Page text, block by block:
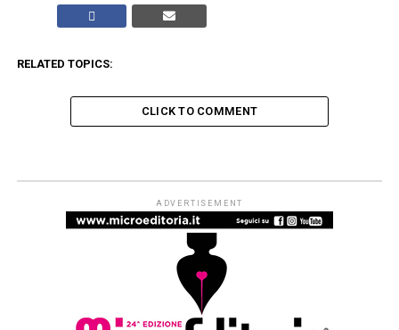
RELATED TOPICS:
CLICK TO COMMENT
CELEBRAZIONI
Premiati i vincitori della XX
edizione del concorso “Caffè
Letterario Moak”